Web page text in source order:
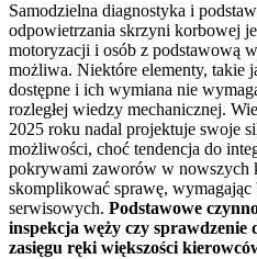
Samodzielna diagnostyka i
odpowietrzania skrzyni korbowej
motoryzacji i osób z podstawową
możliwa. Niektóre elementy, takie
dostępne i ich wymiana nie
rozległej wiedzy mechanicznej.
2025 roku nadal projektuje swoje
możliwości, choć tendencja do
pokrywami zaworów w nowszych
skomplikować sprawę, wymagając
serwisowych. Podstawowe
inspekcja węży czy sprawdzenie
zasięgu ręki większości